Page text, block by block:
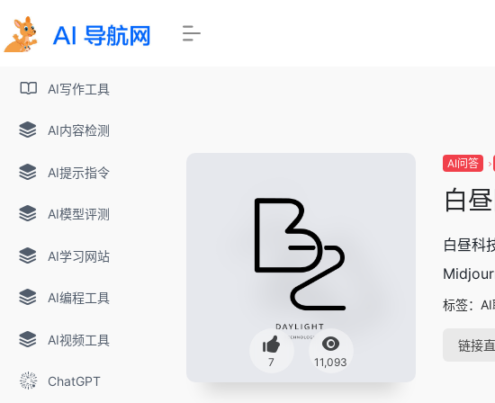
AI写作工具
AI内容检测
AI提示指令
AI模型评测
AI学习网站
AI编程工具
AI视频工具
ChatGPT
7 11,093
AI问答
白
白昼科
标签： AI
链接